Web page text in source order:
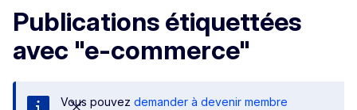
Publications étiquettées
avec "e-commerce"
Vous pouvez demander à devenir membre